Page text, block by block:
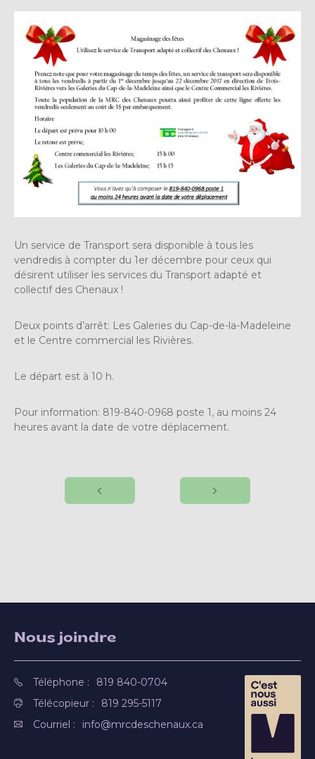
Un service de Transport sera disponible à tous les
vendredis à compter du 1er décembre pour ceux qui
désirent utiliser les services du Transport adapté et
collectif des Chenaux !
Deux points d’arrêt: Les Galeries du Cap-de-la-Madeleine
et le Centre commercial les Rivières.
Le départ est à 10 h.
Pour information: 819-840-0968 poste 1, au moins 24
heures avant la date de votre déplacement.
Nous joindre
Téléphone :
819 840-0704
Télécopieur :
819 295-5117
Courriel :
info@mrcdeschenaux.ca